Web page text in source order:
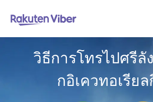
วิธีการโทรไปศรีลั
กอิเควทอเรีย